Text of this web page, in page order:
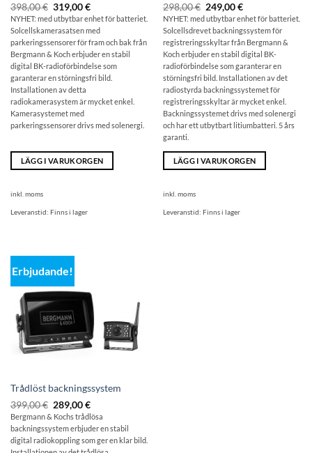
398,00€ Ursprungligt
pris:
398,00
€
319,00€Aktuellt
pris
är:
319,00
€.
NYHET: med utbytbar enhet för batteriet.
Solcellskamerasatsen med
parkeringssensorer för fram och bak från
Bergmann & Koch erbjuder en stabil
digital BK-radioförbindelse som
garanterar en störningsfri bild.
Installationen av detta
radiokamerasystem är mycket enkel.
Kamerasystemet med
parkeringssensorer drivs med solenergi.
LÄGG I VARUKORGEN
inkl. moms
Leveranstid: Finns i lager
298,00€ Ursprungligt
pris:
298,00
€
249,00€Aktuellt
pris
är:
249,00
€.
NYHET: med utbytbar enhet för batteriet.
Solcellsdrevet backningssystem för
registreringsskyltar från Bergmann &
Koch erbjuder en stabil digital BK-
radioförbindelse som garanterar en
störningsfri bild. Installationen av det
radiostyrda backningssystemet för
registreringsskyltar är mycket enkel.
Backningssystemet drivs med solenergi
och har ett utbytbart litiumbatteri. 5 års
garanti.
LÄGG I VARUKORGEN
inkl. moms
Leveranstid: Finns i lager
Erbjudande!
Trådlöst backningssystem
399,00€ Ursprungligt
pris:
399,00
€
289,00€Det
aktuella
priset
är:
289,00
€.
Bergmann & Kochs trådlösa
backningssystem erbjuder en stabil
digital radiokoppling som ger en klar bild.